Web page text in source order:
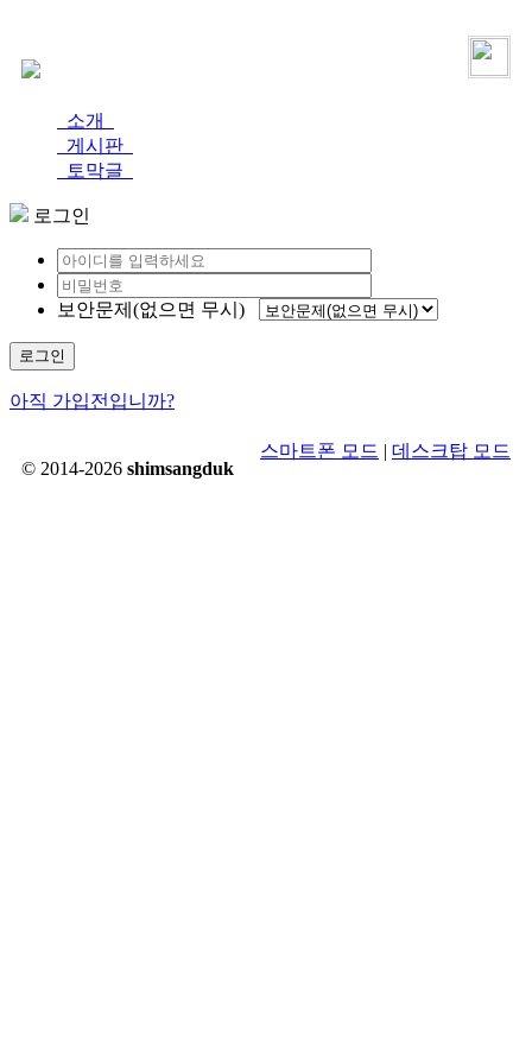
소개
게시판
토막글
로그인
보안문제(없으면 무시)
로그인
아직 가입전입니까?
© 2014-2026 shimsangduk
스마트폰 모드 | 데스크탑 모드